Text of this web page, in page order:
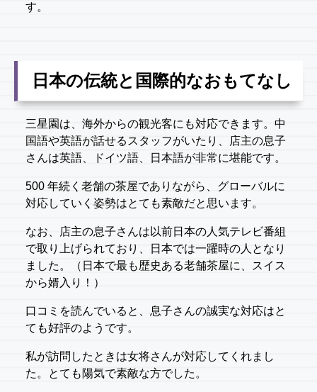
す。
日本の伝統と国際的なおもてなし
三星園は、海外からの観光客にも対応できます。中
国語や英語が話せるスタッフがいたり、店主の息子
さんは英語、ドイツ語、日本語が非常に堪能です。
500 年続く老舗の茶屋でありながら、グローバルに
対応していく姿勢はとても素敵だと思います。
なお、店主の息子さんは以前日本の人気テレビ番組
で取り上げられており、日本では一躍時の人となり
ました。（日本で最も歴史ある老舗茶屋に、スイス
から婿入り！）
口コミを読んでいると、息子さんの誠実な対応はと
ても好評のようです。
私が訪問したときは女将さんが対応してくれまし
た。とても陽気で素敵な方でした。